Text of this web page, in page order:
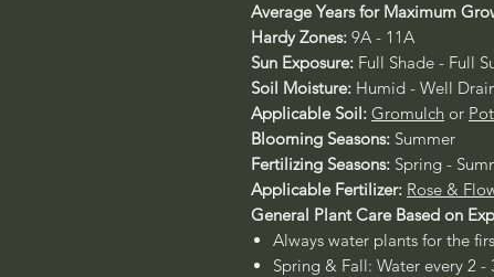
Average Years for Maximum
Hardy Zones: 9A - 11A
Sun Exposure: Full Shade - Full
Soil Moisture: Humid - Well
Applicable Soil: Gromulch or
Blooming Seasons: Summer
Fertilizing Seasons: Spring -
Applicable Fertilizer: Rose &
General Plant Care Based on
Always water plants for the
Spring & Fall: Water every 2